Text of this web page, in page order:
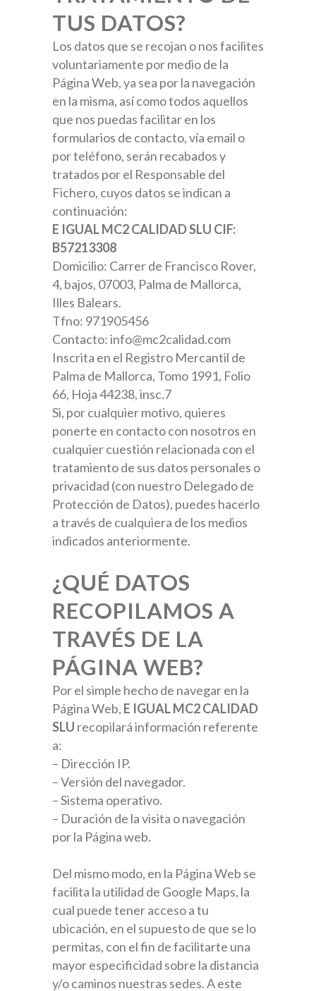
TUS DATOS?
Los datos que se recojan o nos facilites
voluntariamente por medio de la
Página Web, ya sea por la navegación
en la misma, así como todos aquellos
que nos puedas facilitar en los
formularios de contacto, vía email o
por teléfono, serán recabados y
tratados por el Responsable del
Fichero, cuyos datos se indican a
continuación:
E IGUAL MC2 CALIDAD SLU CIF:
B57213308
Domicilio: Carrer de Francisco Rover,
4, bajos, 07003, Palma de Mallorca,
Illes Balears.
Tfno: 971905456
Contacto: info@mc2calidad.com
Inscrita en el Registro Mercantil de
Palma de Mallorca, Tomo 1991, Folio
66, Hoja 44238, insc.7
Si, por cualquier motivo, quieres
ponerte en contacto con nosotros en
cualquier cuestión relacionada con el
tratamiento de sus datos personales o
privacidad (con nuestro Delegado de
Protección de Datos), puedes hacerlo
a través de cualquiera de los medios
indicados anteriormente.
¿QUÉ DATOS
RECOPILAMOS A
TRAVÉS DE LA
PÁGINA WEB?
Por el simple hecho de navegar en la
Página Web, E IGUAL MC2 CALIDAD
SLU recopilará información referente
a:
– Dirección IP.
– Versión del navegador.
– Sistema operativo.
– Duración de la visita o navegación
por la Página web.
Del mismo modo, en la Página Web se
facilita la utilidad de Google Maps, la
cual puede tener acceso a tu
ubicación, en el supuesto de que se lo
permitas, con el fin de facilitarte una
mayor especificidad sobre la distancia
y/o caminos nuestras sedes. A este